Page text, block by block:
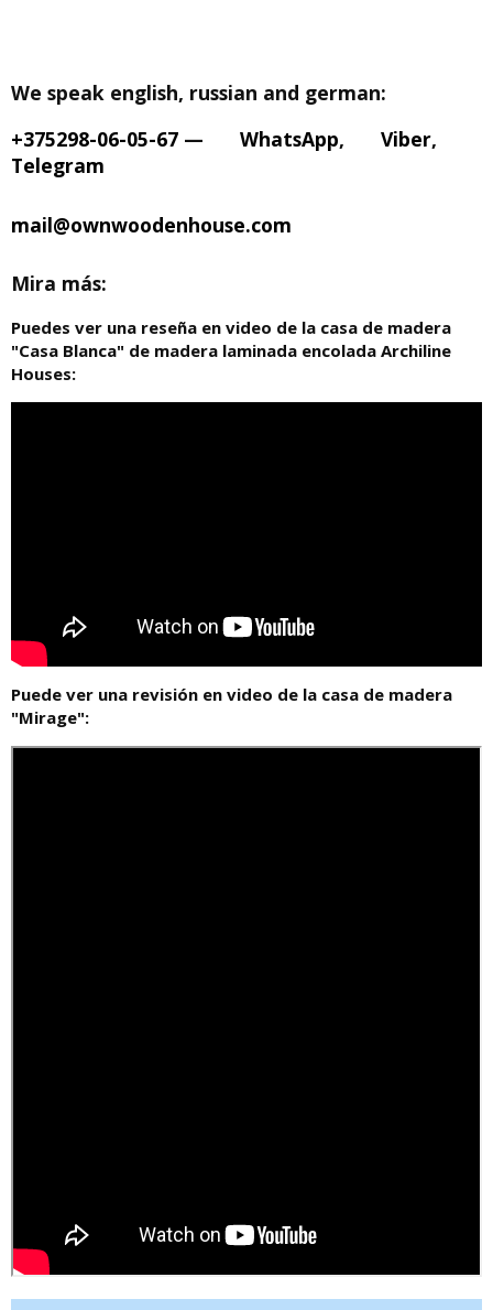
We speak english, russian and german:
+375298-06-05-67 — WhatsApp, Viber,
Telegram
mail@ownwoodenhouse.com
Mira más:
Puedes ver una reseña en video de la casa de madera
"Casa Blanca" de madera laminada encolada Archiline
Houses:
Puede ver una revisión en video de la casa de madera
"Mirage":